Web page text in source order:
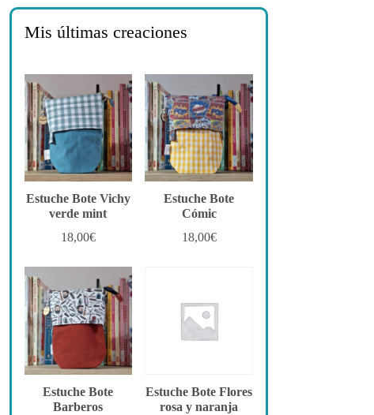
Mis últimas creaciones
Estuche Bote Vichy
verde mint
18,00€
Estuche Bote
Cómic
18,00€
Estuche Bote
Barberos
Estuche Bote Flores
rosa y naranja